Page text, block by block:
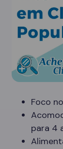
Foco
para 4